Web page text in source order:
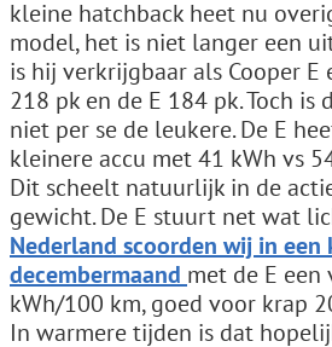
kleine hatchback heet nu
model, het is niet langer een
is hij verkrijgbaar als Cooper E
218 pk en de E 184 pk. Toch is
niet per se de leukere. De E
kleinere accu met 41 kWh vs
Dit scheelt natuurlijk in de
gewicht. De E stuurt net wat
Nederland scoorden wij in een
decembermaand met de E
kWh/100 km, goed voor krap
In warmere tijden is dat